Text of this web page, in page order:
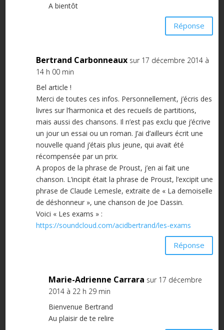
A bientôt
Réponse
Bertrand Carbonneaux sur 17 décembre 2014 à
14 h 00 min
Bel article !
Merci de toutes ces infos. Personnellement, j’écris des
livres sur l’harmonica et des recueils de partitions,
mais aussi des chansons. Il n’est pas exclu que j’écrive
un jour un essai ou un roman. J’ai d’ailleurs écrit une
nouvelle quand j’étais plus jeune, qui avait été
récompensée par un prix.
A propos de la phrase de Proust, j’en ai fait une
chanson. L’incipit était la phrase de Proust, l’excipit une
phrase de Claude Lemesle, extraite de « La demoiselle
de déshonneur », une chanson de Joe Dassin.
Voici « Les exams » :
https://soundcloud.com/acidbertrand/les-exams
Réponse
Marie-Adrienne Carrara sur 17 décembre
2014 à 22 h 29 min
Bienvenue Bertrand
Au plaisir de te relire